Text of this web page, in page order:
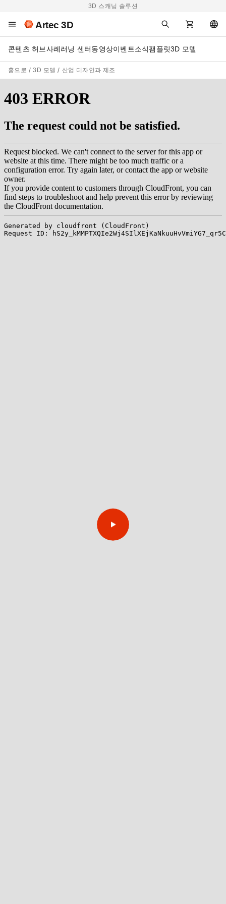
3D 스캐닝 솔루션
Artec 3D
콘텐츠 허브사례러닝 센터동영상이벤트소식팸플릿3D 모델
홈으로 3D 모델 산업 디자인과 제조